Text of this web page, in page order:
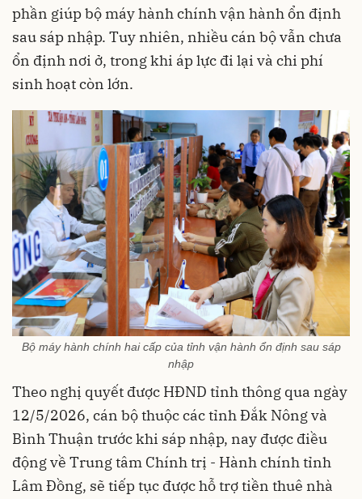
phần giúp bộ máy hành chính vận hành ổn định
sau sáp nhập. Tuy nhiên, nhiều cán bộ vẫn chưa
ổn định nơi ở, trong khi áp lực đi lại và chi phí
sinh hoạt còn lớn.
Bộ máy hành chính hai cấp của tỉnh vận hành ổn định sau sáp
nhập
Theo nghị quyết được HĐND tỉnh thông qua ngày
12/5/2026, cán bộ thuộc các tỉnh Đắk Nông và
Bình Thuận trước khi sáp nhập, nay được điều
động về Trung tâm Chính trị - Hành chính tỉnh
Lâm Đồng, sẽ tiếp tục được hỗ trợ tiền thuê nhà